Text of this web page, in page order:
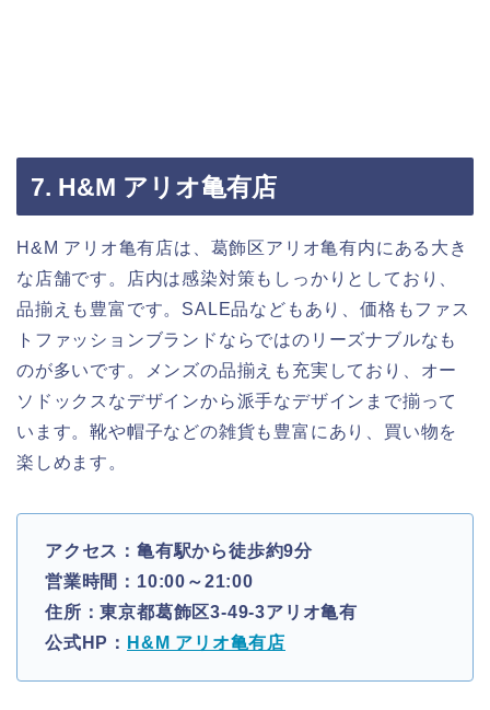
7. H&M アリオ亀有店
H&M アリオ亀有店は、葛飾区アリオ亀有内にある大き
な店舗です。店内は感染対策もしっかりとしており、
品揃えも豊富です。SALE品などもあり、価格もファス
トファッションブランドならではのリーズナブルなも
のが多いです。メンズの品揃えも充実しており、オー
ソドックスなデザインから派手なデザインまで揃って
います。靴や帽子などの雑貨も豊富にあり、買い物を
楽しめます。
アクセス：亀有駅から徒歩約9分
営業時間：10:00～21:00
住所：東京都葛飾区3-49-3アリオ亀有
公式HP： H&M アリオ亀有店